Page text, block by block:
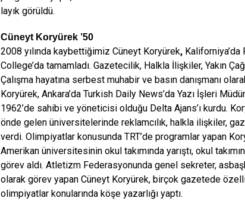
layık görüldü.
Cüneyt Koryürek ’50
2008 yılında kaybettiğimiz Cüneyt Koryürek,
College’da tamamladı. Gazetecilik, Halkla İlişkiler, Yakın
Çalışma hayatına serbest muhabir ve basın danışmanı
Koryürek, Ankara’da Turkish Daily News’da Yazı İşleri
1962’de sahibi ve yöneticisi olduğu Delta Ajans’ı kurdu.
önde gelen üniversitelerinde reklamcılık, halkla ilişkiler,
verdi. Olimpiyatlar konusunda TRT’de programlar yapan
Amerikan üniversitesinin okul takımında yarıştı, okul
görev aldı. Atletizm Federasyonunda genel sekreter,
olarak görev yapan Cüneyt Koryürek, birçok gazetede
olimpiyatlar konularında köşe yazarlığı yaptı.